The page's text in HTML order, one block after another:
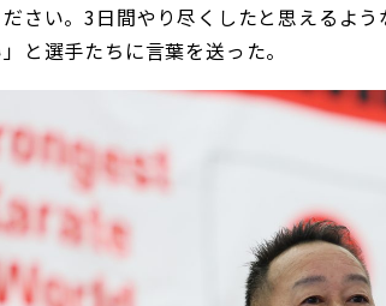
さい。3日間やり尽くしたと思えるよ
と選手たちに言葉を送った。